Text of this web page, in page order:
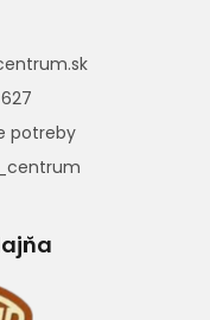
potreby